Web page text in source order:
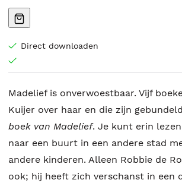
Direct downloaden
Madelief is onverwoestbaar. Vijf
Kuijer over haar en die zijn
boek van Madelief. Je kunt erin
naar een buurt in een andere stad
andere kinderen. Alleen Robbie de
ook; hij heeft zich verschanst in een